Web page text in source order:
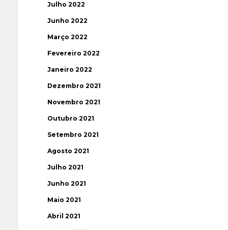
Julho 2022
Junho 2022
Março 2022
Fevereiro 2022
Janeiro 2022
Dezembro 2021
Novembro 2021
Outubro 2021
Setembro 2021
Agosto 2021
Julho 2021
Junho 2021
Maio 2021
Abril 2021